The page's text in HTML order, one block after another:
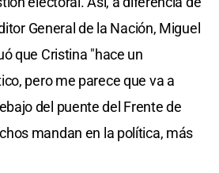
General de la Nación, Miguel
que Cristina "hace un
pero me parece que va a
del puente del Frente de
mandan en la política, más